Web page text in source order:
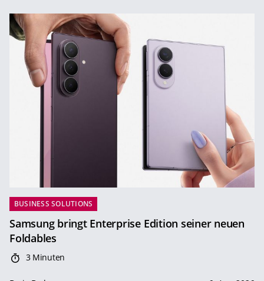
BUSINESS SOLUTIONS
Samsung bringt Enterprise Edition seiner neuen
Foldables
3 Minuten